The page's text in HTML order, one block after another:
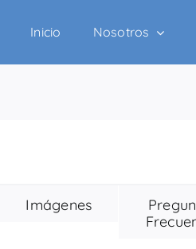
Inicio Nosotros
Imágenes